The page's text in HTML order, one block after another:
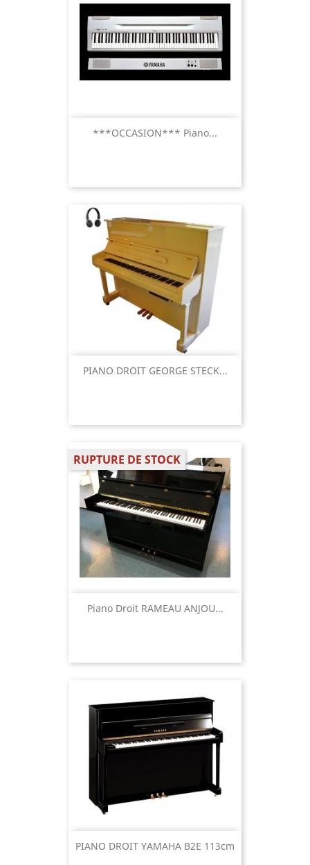
***OCCASION*** Piano...
PIANO DROIT GEORGE STECK...
Piano Droit RAMEAU ANJOU...
RUPTURE DE STOCK
PIANO DROIT YAMAHA B2E 113cm